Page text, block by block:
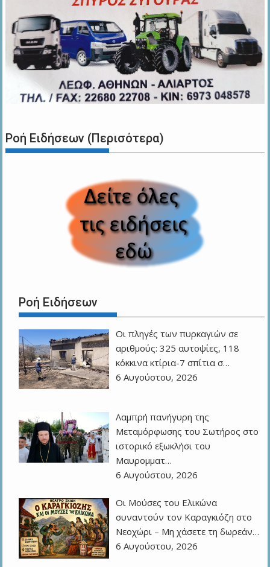
Ροή Ειδήσεων (Περισότερα)
Ροή Ειδήσεων
Οι πληγές των πυρκαγιών σε
αριθμούς: 325 αυτοψίες, 118
κόκκινα κτίρια-7 σπίτια σ…
6 Αυγούστου, 2026
Λαμπρή πανήγυρη της
Μεταμόρφωσης του Σωτήρος στο
ιστορικό εξωκλήσι του
Μαυρομματ…
6 Αυγούστου, 2026
Οι Μούσες του Ελικώνα
συναντούν τον Καραγκιόζη στο
Νεοχώρι – Μη χάσετε τη δωρεάν…
6 Αυγούστου, 2026